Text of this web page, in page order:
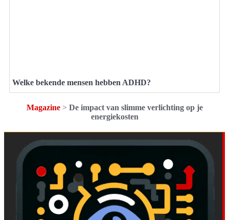
Welke bekende mensen hebben ADHD?
Magazine> De impact van slimme verlichting op je
energiekosten